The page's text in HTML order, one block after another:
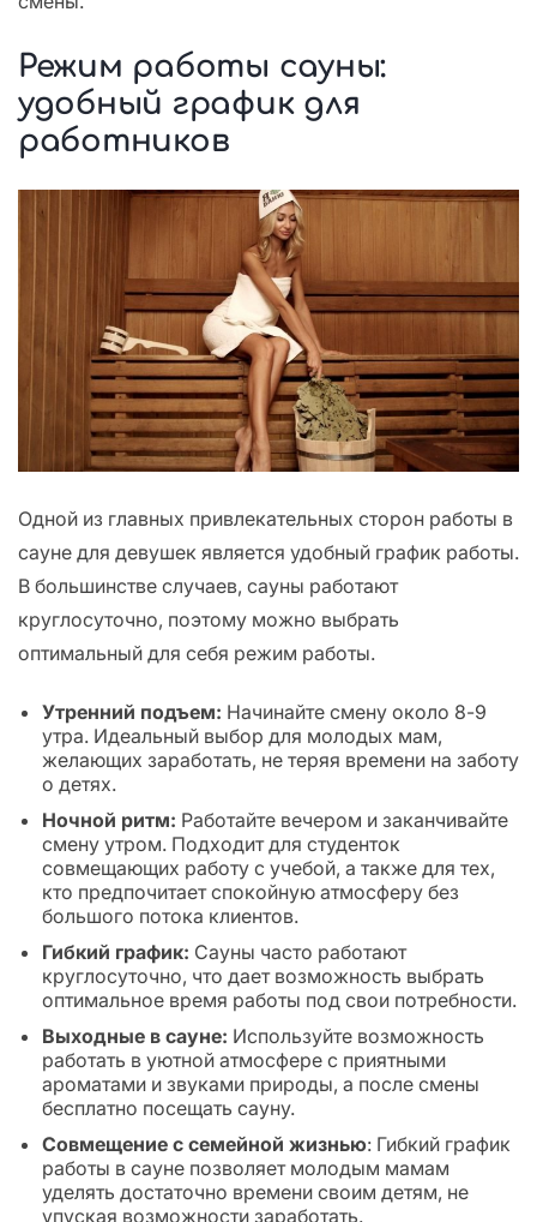
Режим работы сауны:
удобный график для
работников
Одной из главных привлекательных сторон работы в
сауне для девушек является удобный график работы.
В большинстве случаев, сауны работают
круглосуточно, поэтому можно выбрать
оптимальный для себя режим работы.
Утренний подъем: Начинайте смену около 8-9
утра. Идеальный выбор для молодых мам,
желающих заработать, не теряя времени на заботу
о детях.
Ночной ритм: Работайте вечером и заканчивайте
смену утром. Подходит для студенток
совмещающих работу с учебой, а также для тех,
кто предпочитает спокойную атмосферу без
большого потока клиентов.
Гибкий график: Сауны часто работают
круглосуточно, что дает возможность выбрать
оптимальное время работы под свои потребности.
Выходные в сауне: Используйте возможность
работать в уютной атмосфере с приятными
ароматами и звуками природы, а после смены
бесплатно посещать сауну.
Совмещение с семейной жизнью: Гибкий график
работы в сауне позволяет молодым мамам
уделять достаточно времени своим детям, не
упуская возможности заработать.